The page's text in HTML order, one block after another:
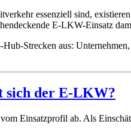
essenziell sind,
E-LKW-Einsatz
Strecken aus:
sich der E-LKW?
Einsatzprofil ab. Als